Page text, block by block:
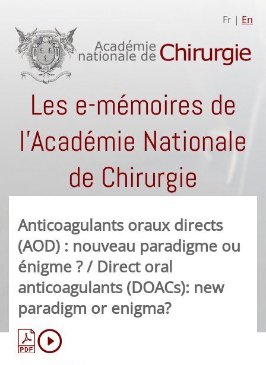
Fr | En
Les e-mémoires de
l'Académie Nationale
de Chirurgie
Anticoagulants oraux directs
(AOD) : nouveau paradigme ou
énigme ? / Direct oral
anticoagulants (DOACs): new
paradigm or enigma?